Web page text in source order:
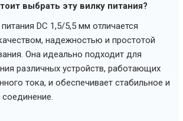
выбрать эту вилку питания?
DC 1,5/5,5 мм отличается
надежностью и простотой
Она идеально подходит для
различных устройств, работающих
тока, и обеспечивает стабильное и